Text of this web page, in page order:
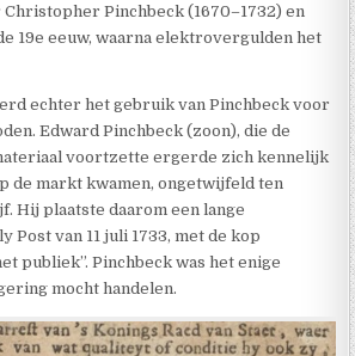
Pinchbeck (1670–1732) en
19e eeuw, waarna elektrovergulden het
echter het gebruik van Pinchbeck voor
Edward Pinchbeck (zoon), die de
voortzette ergerde zich kennelijk
de markt kwamen, ongetwijfeld ten
Hij plaatste daarom een lange
Post van 11 juli 1733, met de kop
publiek”. Pinchbeck was het enige
mocht handelen.